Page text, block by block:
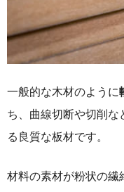
一般的な木材のように
ち、曲線切断や切削な
る良質な板材です。
材料の素材が粉状の繊